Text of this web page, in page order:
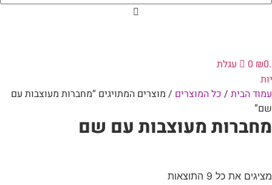
₪
0
עגלת
עמוד הבית / כל המוצרים / מוצרים המתויגים “מחברות מעוצבות עם
שם”
מחברות מעוצבות עם שם
מציגים את כל ⁦9⁩ התוצאות